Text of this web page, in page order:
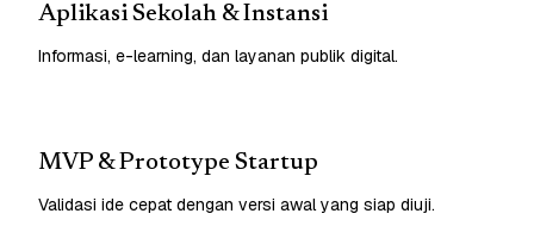
Aplikasi Sekolah & Instansi
Informasi, e-learning, dan layanan publik digital.
MVP & Prototype Startup
Validasi ide cepat dengan versi awal yang siap diuji.